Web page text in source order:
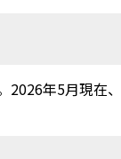
2026年5月現在